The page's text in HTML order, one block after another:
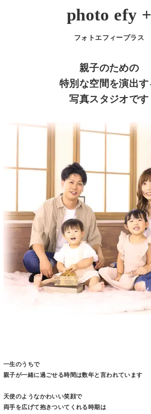
photo efy +
フォトエフィープラス
親子のための
特別な空間を演出す
写真スタジオです
一生のうちで
親子が一緒に過ごせる時間は数年と言われています
天使のようなかわいい笑顔で
両手を広げて抱きついてくれる時期は